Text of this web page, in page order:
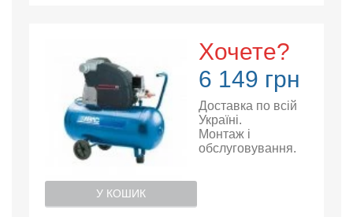
Хочете?
6 149 грн
Доставка по всій
Україні.
Монтаж і
обслуговування.
У КОШИК